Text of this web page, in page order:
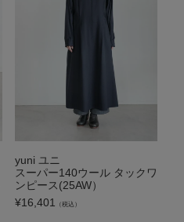
yuni ユニ
スーパー140ウール タックワ
ンピース(25AW）
¥16,401 （税込）